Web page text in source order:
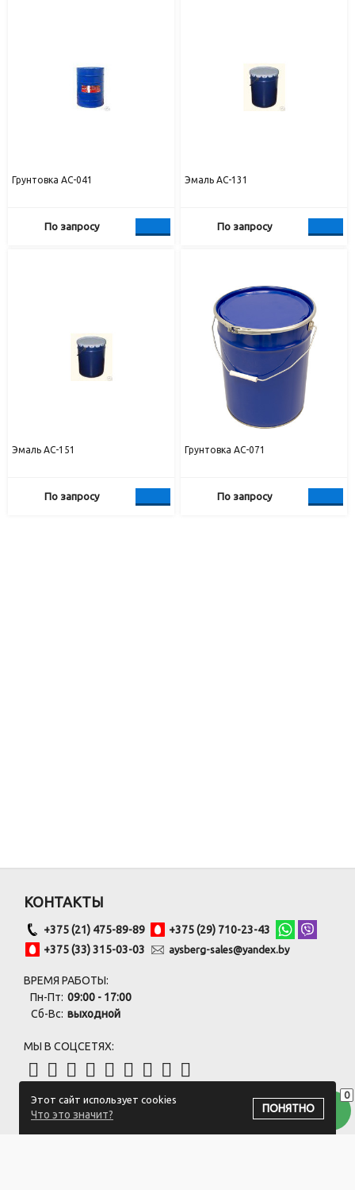
Грунтовка АС-041
По запросу
Эмаль АС-131
По запросу
Эмаль АС-151
По запросу
Грунтовка АС-071
По запросу
0
Этот сайт использует cookies
Что это значит?
ПОНЯТНО
КОНТАКТЫ
+375 (21) 475-89-89
+375 (29) 710-23-43
+375 (33) 315-03-03
aysberg-sales@yandex.by
ВРЕМЯ РАБОТЫ:
Пн-Пт: 09:00 - 17:00
Сб-Вс: выходной
МЫ В СОЦСЕТЯХ:
ПОДПИСАТЬСЯ НА РАССЫЛКУ